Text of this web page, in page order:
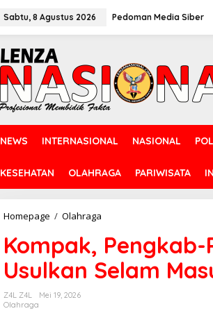
Sabtu, 8 Agustus 2026 Pedoman Media Siber
NEWS INTERNASIONAL NASIONAL
KESEHATAN OLAHRAGA PARIWISATA
Homepage / Olahraga
m
p
a
k
Kompak, Pengkab-
Usulkan Selam
Z4L Z4L
Mei 19, 2026
Olahraga